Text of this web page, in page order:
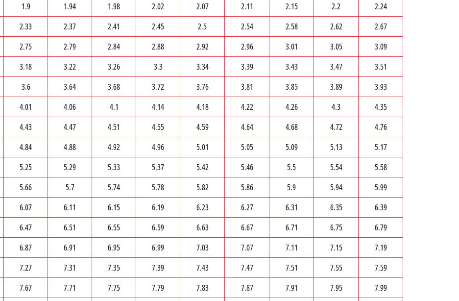
1.9 1.94 1.98 2.02 2.07 2.11 2.15 2.2
2.24
2.33 2.37 2.41 2.45 2.5 2.54 2.58 2.62
2.67
2.75 2.79 2.84 2.88 2.92 2.96 3.01 3.05
3.09
3.18 3.22 3.26 3.3 3.34 3.39 3.43 3.47
3.51
3.6 3.64 3.68 3.72 3.76 3.81 3.85 3.89
3.93
4.01 4.06 4.1 4.14 4.18 4.22 4.26 4.3
4.35
4.43 4.47 4.51 4.55 4.59 4.64 4.68 4.72
4.76
4.84 4.88 4.92 4.96 5.01 5.05 5.09 5.13
5.17
5.25 5.29 5.33 5.37 5.42 5.46 5.5 5.54
5.58
5.66 5.7 5.74 5.78 5.82 5.86 5.9 5.94
5.99
6.07 6.11 6.15 6.19 6.23 6.27 6.31 6.35
6.39
6.47 6.51 6.55 6.59 6.63 6.67 6.71 6.75
6.79
6.87 6.91 6.95 6.99 7.03 7.07 7.11 7.15
7.19
7.27 7.31 7.35 7.39 7.43 7.47 7.51 7.55
7.59
7.67 7.71 7.75 7.79 7.83 7.87 7.91 7.95
7.99